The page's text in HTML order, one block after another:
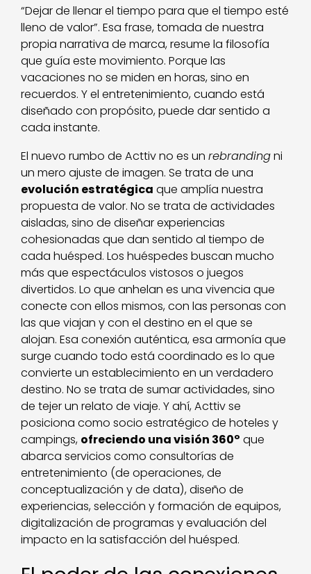
“Dejar de llenar el tiempo para que el tiempo esté
lleno de valor”. Esa frase, tomada de nuestra
propia narrativa de marca, resume la filosofía
que guía este movimiento. Porque las
vacaciones no se miden en horas, sino en
recuerdos. Y el entretenimiento, cuando está
diseñado con propósito, puede dar sentido a
cada instante.
El nuevo rumbo de Acttiv no es unrebrandingni
un mero ajuste de imagen. Se trata de una
evolución estratégica que amplía nuestra
propuesta de valor. No se trata de actividades
aisladas, sino de diseñar experiencias
cohesionadas que dan sentido al tiempo de
cada huésped. Los huéspedes buscan mucho
más que espectáculos vistosos o juegos
divertidos. Lo que anhelan es una vivencia que
conecte con ellos mismos, con las personas con
las que viajan y con el destino en el que se
alojan. Esa conexión auténtica, esa armonía que
surge cuando todo está coordinado es lo que
convierte un establecimiento en un verdadero
destino. No se trata de sumar actividades, sino
de tejer un relato de viaje. Y ahí, Acttiv se
posiciona como socio estratégico de hoteles y
campings, ofreciendo una visión 360º que
abarca servicios como consultorías de
entretenimiento (de operaciones, de
conceptualización y de data), diseño de
experiencias, selección y formación de equipos,
digitalización de programas y evaluación del
impacto en la satisfacción del huésped.